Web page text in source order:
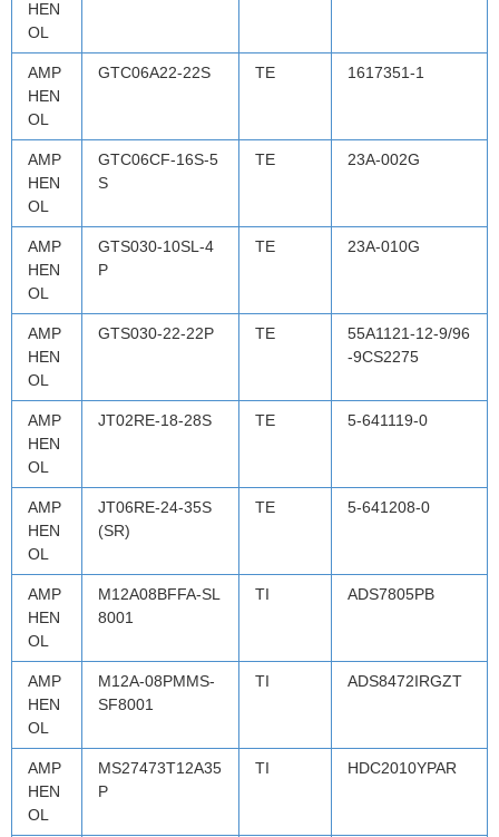
HEN
OL
AMP
HEN
OL
GTC06A22-22S TE 1617351-1
AMP
HEN
OL
GTC06CF-16S-5
S
TE 23A-002G
AMP
HEN
OL
GTS030-10SL-4
P
TE 23A-010G
AMP
HEN
OL
GTS030-22-22P TE
55A1121-12-9/96
-9CS2275
AMP
HEN
OL
JT02RE-18-28S TE 5-641119-0
AMP
HEN
OL
JT06RE-24-35S
(SR)
TE 5-641208-0
AMP
HEN
OL
M12A08BFFA-SL
8001
TI ADS7805PB
AMP
HEN
OL
M12A-08PMMS-
SF8001
TI ADS8472IRGZT
AMP
HEN
OL
MS27473T12A35
P
TI HDC2010YPAR